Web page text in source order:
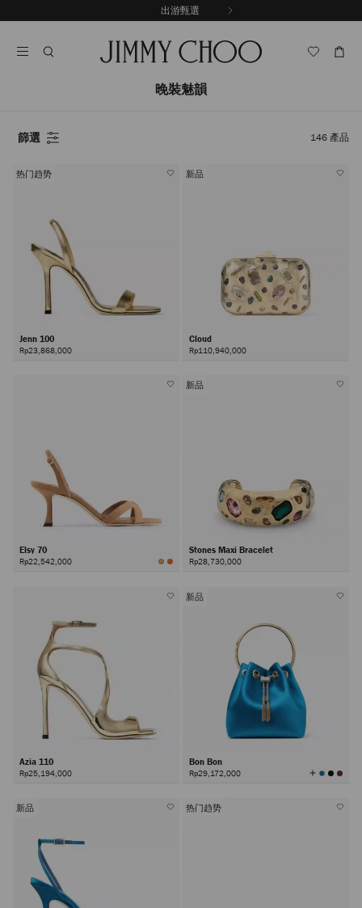
至
出游甄選
晚裝魅韻
篩選 146 產品
热门趋势
Jenn 100
Rp23,868,000
新品
Cloud
Rp110,940,000
Elsy 70
Rp22,542,000
新品
Stones Maxi Bracelet
Rp28,730,000
Azia 110
Rp25,194,000
新品
Bon Bon
Rp29,172,000 查
看
新品 热门趋势